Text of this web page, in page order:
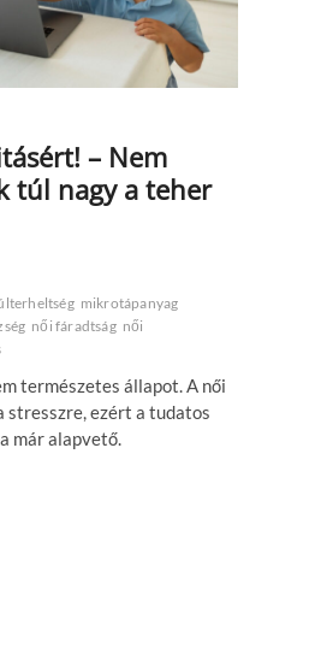
– Nem
túl nagy a teher
mikrotápanyag
női fáradtság női
természetes állapot. A női
stresszre, ezért a tudatos
már alapvető.